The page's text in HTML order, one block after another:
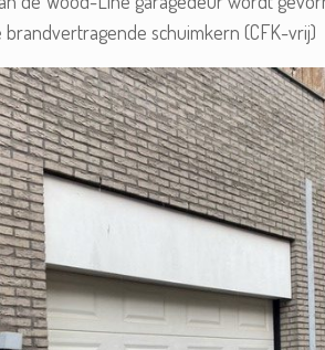
brandvertragende schuimkern (CFK-vrij)